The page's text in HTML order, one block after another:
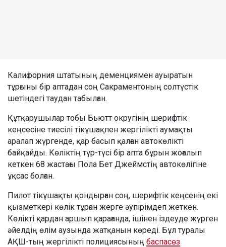
Калифорния штатының деменциямен ауыратын
тұрғыны бір аптадан соң Сакраментоның солтүстік
шетіндегі таудан табылған.
Құтқарушылар тобы Бьютт округінің шерифтік
кеңсесіне тиесілі тікұшақпен жергілікті аумақты
аралап жүргенде, қар басып қалған автокөлікті
байқайды. Көліктің түр-түсі бір апта бұрын жоғалып
кеткен 68 жастағы Пола Бет Джеймстің автокөлігіне
ұқсас болған.
Пилот тікұшақты қондырған соң, шерифтік кеңсенің екі
қызметкері көлік тұрған жерге әупірімдеп жеткен.
Көлікті қардан аршып қарағанда, ішінен іздеуде жүрген
әйелдің өлім аузында жатқанын көреді. Бұл туралы
АҚШ-тың жергілікті полициясының баспасөз